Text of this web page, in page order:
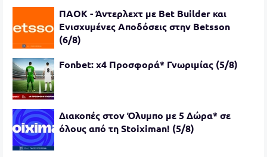
ΠΑΟΚ - Άντερλεχτ με Bet Builder και
Ενισχυμένες Αποδόσεις στην Betsson
(6/8)
Fonbet: x4 Προσφορά* Γνωριμίας (5/8)
Διακοπές στον Όλυμπο με 5 Δώρα* σε
όλους από τη Stoiximan! (5/8)